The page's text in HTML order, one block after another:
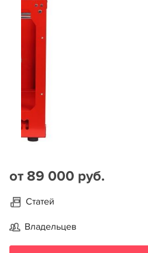
от 89 000 руб.
Статей
Владельцев